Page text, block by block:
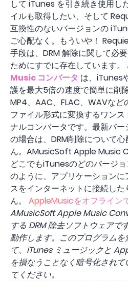
して iTunes を引き続き使用し
イルも取得したい、そして
互換性のないバージョンの
ご心配なく。もういや！
手段は、DRM 解除に関して必
ためにすでに存在しています。
Music コンバータ は、iTunes
護を最大5倍の速度で簡単に削
MP4、AAC、FLAC、WAVなど
ファイル形式に変換するワン
ナルコンバータです。最新バ
の場合は、DRM削除について
ん。AMusicSoft Apple Music
どこでもiTunesのどのバージ
のように、アプリケーション
スをインターネットに接続し
ん。 AppleMusicをオフライン
AMusicSoft Apple Music
する DRM 除去ソフトウェア
動作します。このプログラム
て、iTunes ミュージックと
を損なうことなく暗号化され
てください。